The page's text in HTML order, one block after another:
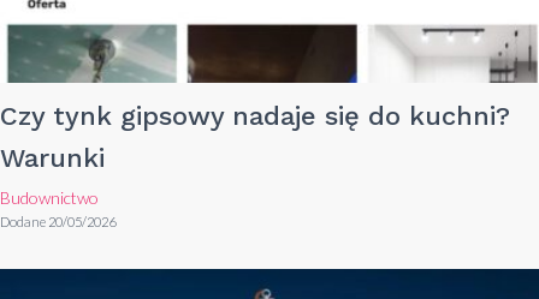
Czy tynk gipsowy nadaje się do kuchni?
Warunki
Budownictwo
Dodane 20/05/2026